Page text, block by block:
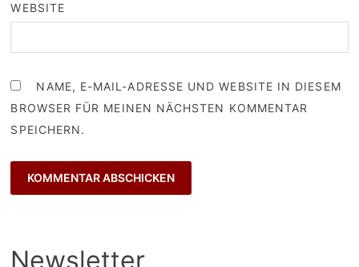
WEBSITE
NAME, E-MAIL-ADRESSE UND WEBSITE IN DIESEM
BROWSER FÜR MEINEN NÄCHSTEN KOMMENTAR
SPEICHERN.
Newsletter